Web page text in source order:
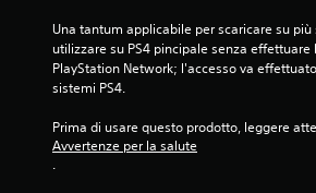
Una tantum applicabile per scaricare su più
utilizzare su PS4 pincipale senza effettuare
PlayStation Network; l'accesso va
sistemi PS4.
Prima di usare questo prodotto, leggere
Avvertenze per la salute
.